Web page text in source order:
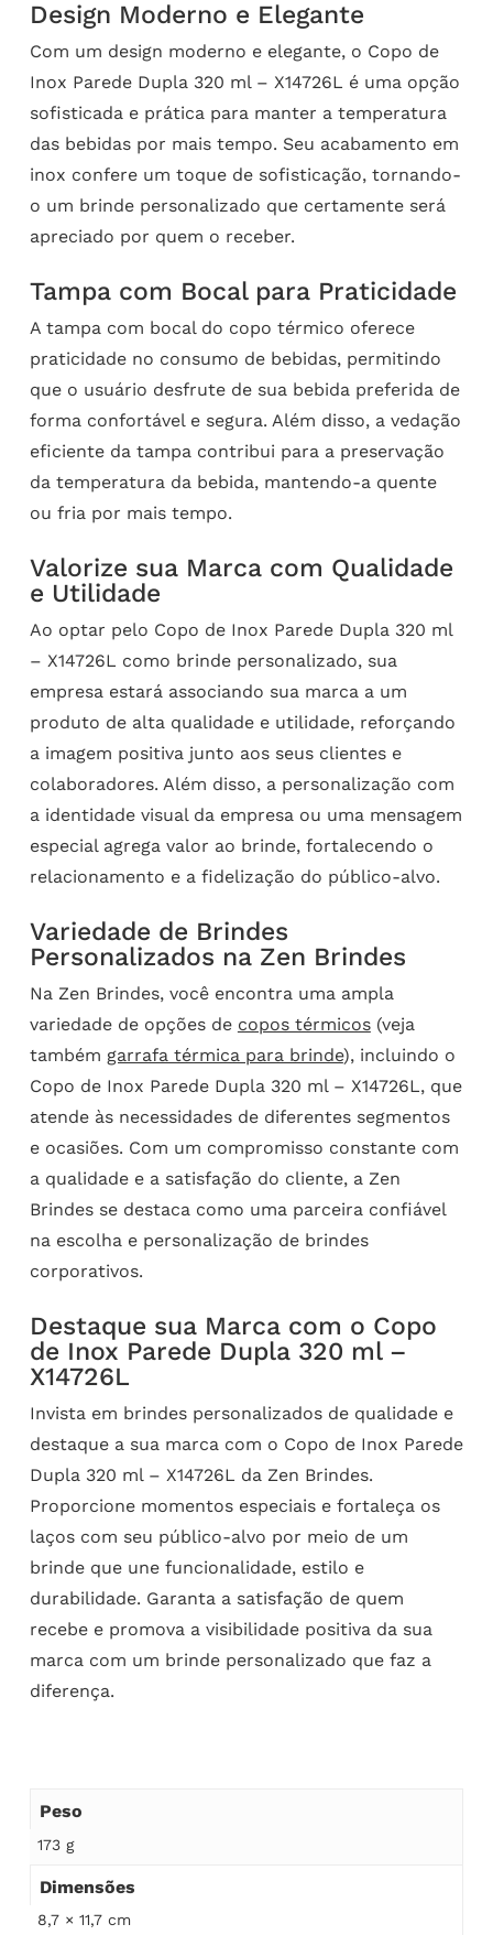
Design Moderno e Elegante
Com um design moderno e elegante, o Copo de
Inox Parede Dupla 320 ml – X14726L é uma opção
sofisticada e prática para manter a temperatura
das bebidas por mais tempo. Seu acabamento em
inox confere um toque de sofisticação, tornando-
o um brinde personalizado que certamente será
apreciado por quem o receber.
Tampa com Bocal para Praticidade
A tampa com bocal do copo térmico oferece
praticidade no consumo de bebidas, permitindo
que o usuário desfrute de sua bebida preferida de
forma confortável e segura. Além disso, a vedação
eficiente da tampa contribui para a preservação
da temperatura da bebida, mantendo-a quente
ou fria por mais tempo.
Valorize sua Marca com Qualidade
e Utilidade
Ao optar pelo Copo de Inox Parede Dupla 320 ml
– X14726L como brinde personalizado, sua
empresa estará associando sua marca a um
produto de alta qualidade e utilidade, reforçando
a imagem positiva junto aos seus clientes e
colaboradores. Além disso, a personalização com
a identidade visual da empresa ou uma mensagem
especial agrega valor ao brinde, fortalecendo o
relacionamento e a fidelização do público-alvo.
Variedade de Brindes
Personalizados na Zen Brindes
Na Zen Brindes, você encontra uma ampla
variedade de opções de copos térmicos(veja
também garrafa térmica para brinde), incluindo o
Copo de Inox Parede Dupla 320 ml – X14726L, que
atende às necessidades de diferentes segmentos
e ocasiões. Com um compromisso constante com
a qualidade e a satisfação do cliente, a Zen
Brindes se destaca como uma parceira confiável
na escolha e personalização de brindes
corporativos.
Destaque sua Marca com o Copo
de Inox Parede Dupla 320 ml –
X14726L
Invista em brindes personalizados de qualidade e
destaque a sua marca com o Copo de Inox Parede
Dupla 320 ml – X14726L da Zen Brindes.
Proporcione momentos especiais e fortaleça os
laços com seu público-alvo por meio de um
brinde que une funcionalidade, estilo e
durabilidade. Garanta a satisfação de quem
recebe e promova a visibilidade positiva da sua
marca com um brinde personalizado que faz a
diferença.
Peso
173 g
Dimensões
8,7 × 11,7 cm